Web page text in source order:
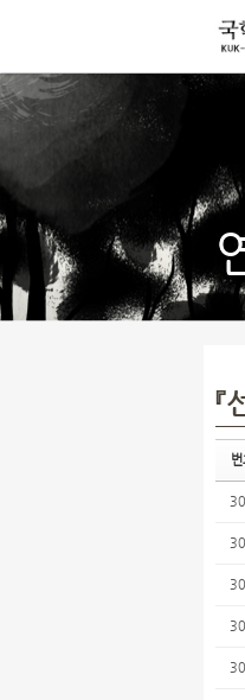
메뉴 건너뛰기
『
Sketchbook5,
Sketchbook5,